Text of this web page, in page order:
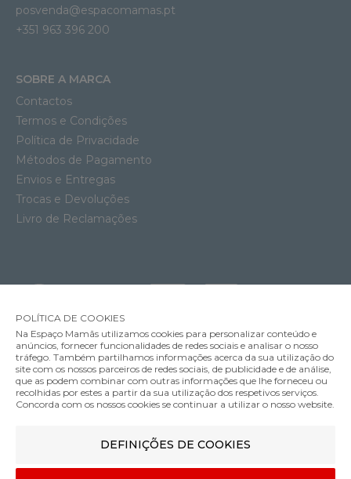
Soutien Amamentação Acolchoado com Aros Anita Miss Spacer
62.95€
Cor
posvenda@espacomamas.pt
+351 963 396 200
SOBRE A MARCA
Contactos
Termos e Condições
Política de Privacidade
Métodos de Pagamento
Envios e Entregas
Trocas e Devoluções
Livro de Reclamações
MÉTODOS DE ENVIO
MÉTODOS DE PAGAMENTO
POLÍTICA DE COOKIES
Na Espaço Mamãs utilizamos cookies para personalizar conteúdo e
anúncios, fornecer funcionalidades de redes sociais e analisar o nosso
tráfego. Também partilhamos informações acerca da sua utilização do
site com os nossos parceiros de redes sociais, de publicidade e de análise,
que as podem combinar com outras informações que lhe forneceu ou
recolhidas por estes a partir da sua utilização dos respetivos serviços.
Concorda com os nossos cookies se continuar a utilizar o nosso website.
DEFINIÇÕES DE COOKIES